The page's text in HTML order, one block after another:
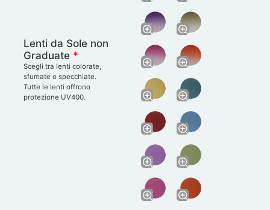
Lenti da Sole non
Graduate *
Scegli tra lenti colorate,
sfumate o specchiate.
Tutte le lenti offrono
protezione UV400.